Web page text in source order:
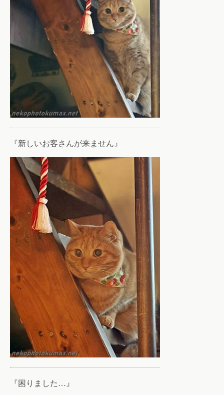
『新しいお客さんが来ません』
『困りました…』